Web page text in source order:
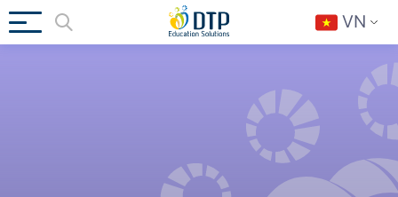
VN